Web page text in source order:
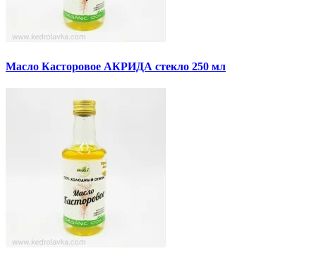
Масло Касторовое АКРИДА стекло 250 мл